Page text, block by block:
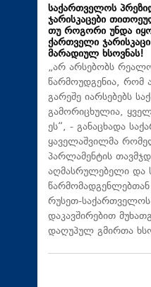
საქართველოს
ჯარისკაცები
თუ როგორი უნდა
ქართველი
მარადიულ ხსოვნას!
„არ არსებობს
წარმოუდგენია, რომ
გარეშე იარსებებს
გამორიცხულია,
ეს“, - განაცხადა
ყაველაშვილმა
პარლამენტის
აღმასრულებელი და
რუსეთ-
დაკავშირებით
დაღუპულ გმირთა